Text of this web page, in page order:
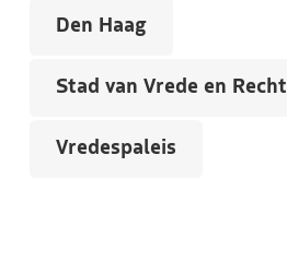
Den Haag
Stad van Vrede en Recht
Vredespaleis